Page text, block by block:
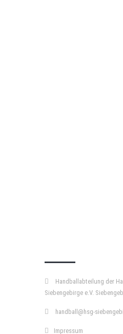
Handballabteilung der
Siebengebirge e.V.
handball@hsg-
Impressum